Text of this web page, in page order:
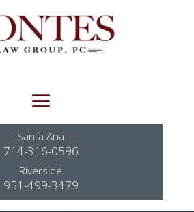
Santa Ana
714-316-0596
Riverside
951-499-3479